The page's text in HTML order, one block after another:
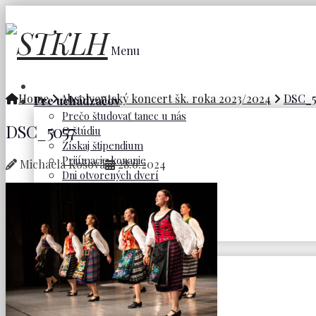
Menu
Pre uchádzačov
Prečo študovať tanec u nás
O štúdiu
Získaj štipendium
Prijímacie konanie
Dni otvorených dverí
Tím pedagógov
Ubytovanie a stravovanie
Close
Študenti a rodičia
Maturita
Platby
Nadačný fond
Starostlivosť o študentov
Home Absolventský koncert šk. roka 2023/2024
DSC_5057
Michaela Košová 28.6.2024